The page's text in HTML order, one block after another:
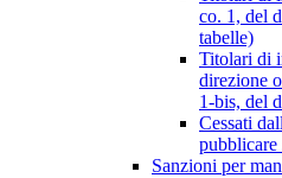
co. 1, del
tabelle)
Titolari di
direzione
1-bis, del
Cessati
Sanzioni per